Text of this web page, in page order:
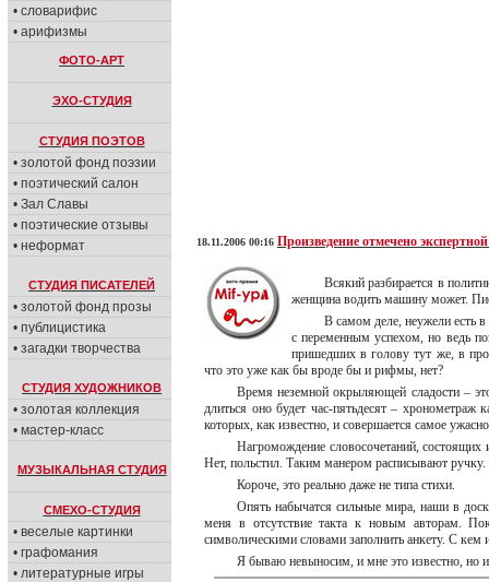
• словарифис
• арифизмы
ФОТО-АРТ
ЭХО-СТУДИЯ
СТУДИЯ ПОЭТОВ
• золотой фонд поэзии
• поэтический салон
• Зал Славы
• поэтические отзывы
• неформат
СТУДИЯ ПИСАТЕЛЕЙ
• золотой фонд прозы
• публицистика
• загадки творчества
СТУДИЯ ХУДОЖНИКОВ
• золотая коллекция
• мастер-класс
МУЗЫКАЛЬНАЯ СТУДИЯ
СМЕХО-СТУДИЯ
• веселые картинки
• графомания
• литературные игры
18.11.2006 00:16 Произведение отмечено
Всякий разбирается в
женщина водить машину может.
В самом деле, неужели есть
с переменным успехом, но ведь
пришедших в голову тут же, в
что это уже как бы вроде бы и рифмы, нет?
Время неземной окрыляющей сладости –
длиться оно будет час-пятьдесят –
которых, как известно, и совершается самое
Нагромождение словосочетаний,
Нет, польстил. Таким манером расписывают ручку.
Короче, это реально даже не типа стихи.
Опять набычатся сильные мира, наши в
меня в отсутствие такта к новым авторам.
символическими словами заполнить анкету. С кем
Я бываю невыносим, и мне это известно, но